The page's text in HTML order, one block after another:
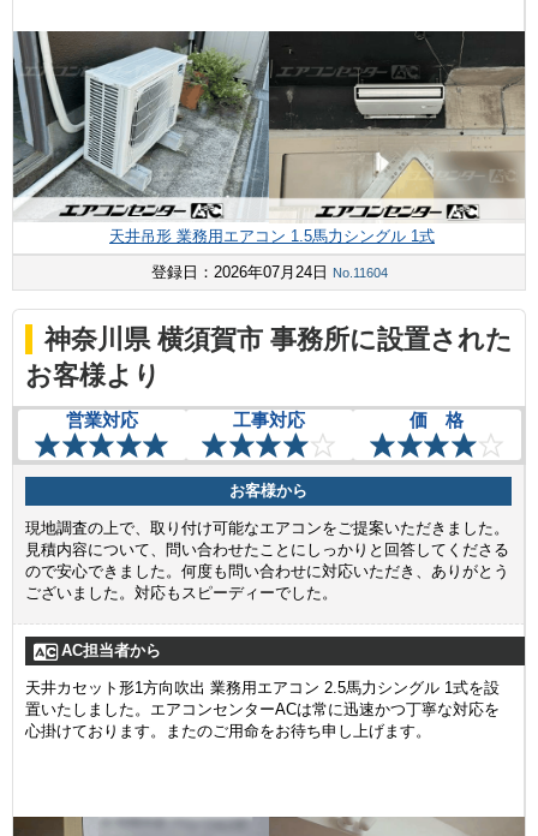
天井吊形 業務用エアコン 1.5馬力シングル 1式
登録日：2026年07月24日
No.11604
神奈川県 横須賀市 事務所に設置された
お客様より
営業対応 工事対応 価 格
お客様から
現地調査の上で、取り付け可能なエアコンをご提案いただきました。
見積内容について、問い合わせたことにしっかりと回答してくださる
ので安心できました。何度も問い合わせに対応いただき、ありがとう
ございました。対応もスピーディーでした。
AC担当者から
天井カセット形1方向吹出 業務用エアコン 2.5馬力シングル 1式を設
置いたしました。エアコンセンターACは常に迅速かつ丁寧な対応を
心掛けております。またのご用命をお待ち申し上げます。